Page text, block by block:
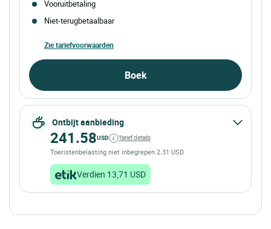
Vooruitbetaling
Niet-terugbetaalbaar
Zie tariefvoorwaarden
Boek
Ontbijt aanbieding
241.58USD Tarief details
Toeristenbelasting niet inbegrepen 2.31 USD
Verdien 13,71 USD